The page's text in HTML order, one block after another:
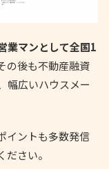
業マンとして全国1
の後も不動産融資
幅広いハウスメー
イントも多数発信
さい。